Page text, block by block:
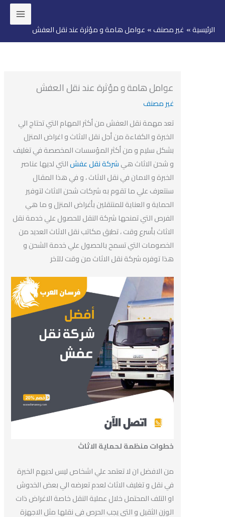
غير مصنف عوامل هامة و مؤثرة عند نقل العفش
عوامل هامة و مؤثرة عند نقل العفش
غير مصنف
تعد مهمة نقل العفش من أكثر المهام التي تحتاج الي
الخبرة و الكفاءة من أجل نقل الاثاث و اغراض المنزل
بشكل سليم و من أكثر المؤسسات المخصصة في تغليف
و شحن الاثاث هيشركة نقل عفشالتي لديها عناصر
الخبرة و الامان في نقل الاثاث ، و في هذا المقال
سنتعرف علي ما تقوم به شركات شحن الاثاث لتوفير
الحماية و العناية للمنتقلين بأغراض المنزل و ما هي
الفرص التي تمنحها شركة النقل للحصول علي خدمة نقل
الاثاث بأسرع وقت ، تطبق مكاتب نقل الاثاث العديد من
الخصومات التي تسمح بالحصول علي خدمة الشحن و
هذا توفره شركة نقل الاثاث من وقت للآخر
خطوات منظمة لحماية الاثاث
من الافضل ان لا تعتمد علي اشخاص ليس لديهم الخبرة
في نقل و تغليف الاثاث لعدم تعرضه الي بعض الخدوش
او التلف المحتمل خلال عملية النقل خاصة الاغراض ذات
الوزن الثقيل و التي يجب الحرص في نقلها مثل الاجهزة